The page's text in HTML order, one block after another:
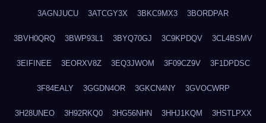
3AGNJUCU 3ATCGY3X 3BKC9MX3 3BORDPAR
3BVH0QRQ 3BWP93L1 3BYQ70GJ 3C9KPDQV 3CL4BSMV
3EIFINEE 3EORXV8Z 3EQ3JWOM 3F09CZ9V 3F1DPDSC
3F84EALY 3GGDN4OR 3GKCN4NY 3GVOCWRP
3H28UNEO 3H92RKQ0 3HG56NHN 3HHJ1KQM 3HSTLPXX